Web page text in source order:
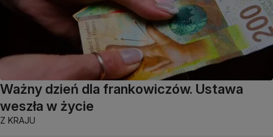
Ważny dzień dla frankowiczów. Ustawa
weszła w życie
Z KRAJU